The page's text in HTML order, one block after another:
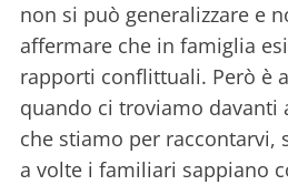
non si può generalizzare e
affermare che in famiglia
rapporti conflittuali. Però è
quando ci troviamo davanti
che stiamo per raccontarvi,
a volte i familiari sappiano